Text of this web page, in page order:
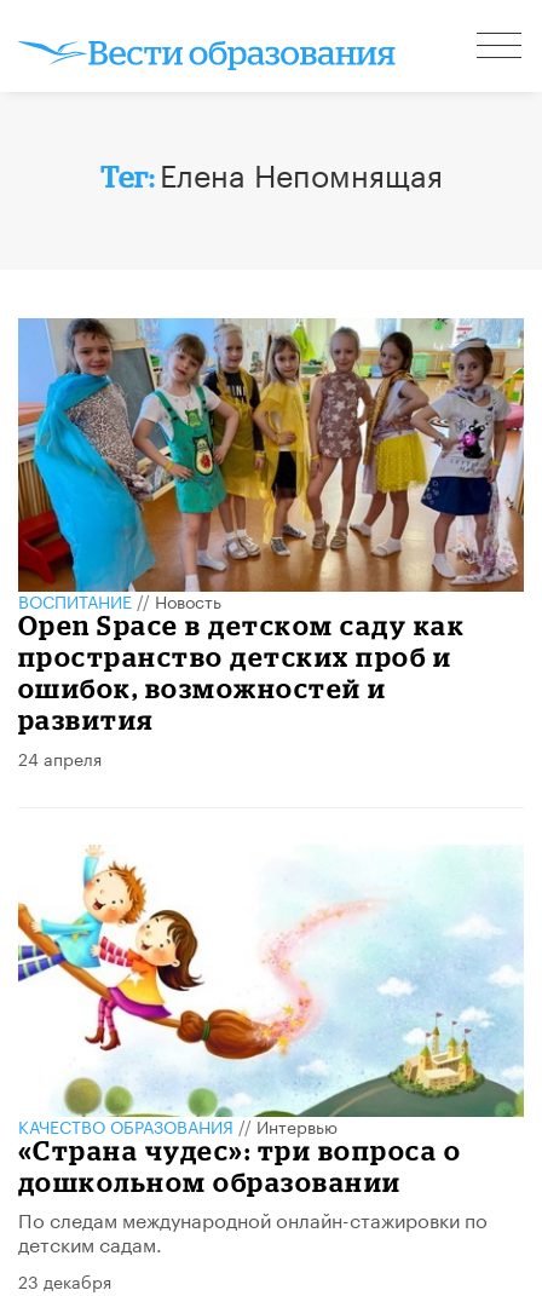
Тег: Елена Непомнящая
ВОСПИТАНИЕ//Новость
Open Space в детском саду как
пространство детских проб и
ошибок, возможностей и
развития
24 апреля
КАЧЕСТВО ОБРАЗОВАНИЯ//Интервью
«Страна чудес»: три вопроса о
дошкольном образовании
По следам международной онлайн-стажировки по
детским садам.
23 декабря